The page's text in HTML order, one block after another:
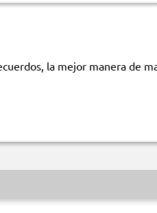
la mejor manera de